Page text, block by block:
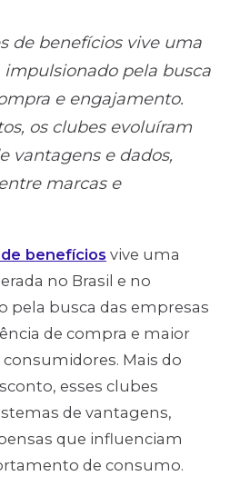
de benefícios vive uma
impulsionado pela busca
e engajamento.
os clubes evoluíram
vantagens e dados,
marcas e
benefícios vive uma
no Brasil e no
busca das empresas
de compra e maior
Mais do
esses clubes
de vantagens,
que influenciam
de consumo.